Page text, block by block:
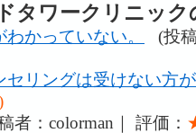
タワークリニック
かっていない。
(投
セリングは受けない方
者：colorman｜ 評価：